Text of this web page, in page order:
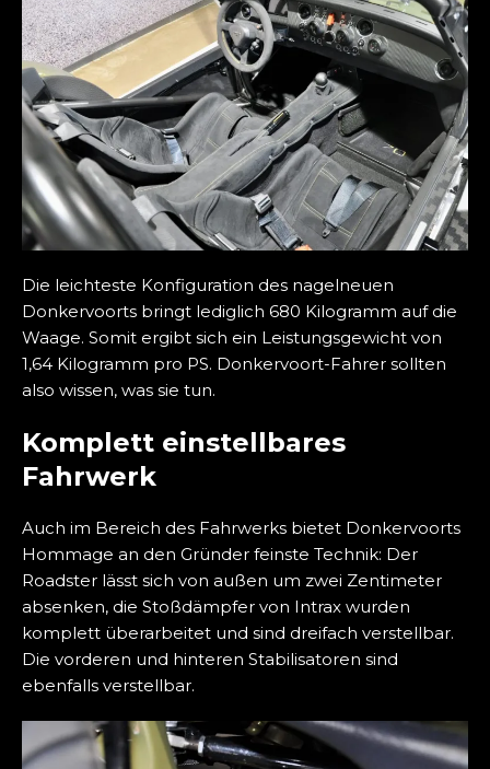
Die leichteste Konfiguration des nagelneuen
Donkervoorts bringt lediglich 680 Kilogramm auf die
Waage. Somit ergibt sich ein Leistungsgewicht von
1,64 Kilogramm pro PS. Donkervoort-Fahrer sollten
also wissen, was sie tun.
Komplett einstellbares
Fahrwerk
Auch im Bereich des Fahrwerks bietet Donkervoorts
Hommage an den Gründer feinste Technik: Der
Roadster lässt sich von außen um zwei Zentimeter
absenken, die Stoßdämpfer von Intrax wurden
komplett überarbeitet und sind dreifach verstellbar.
Die vorderen und hinteren Stabilisatoren sind
ebenfalls verstellbar.